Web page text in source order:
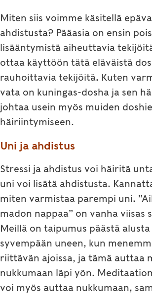
Miten siis voimme käsitellä
ahdistusta? Pääasia on ensin
lisääntymistä aiheuttavia
ottaa käyttöön tätä eläväistä
rauhoittavia tekijöitä. Kuten
vata on kuningas-dosha ja sen
johtaa usein myös muiden
häiriintymiseen.
Uni ja ahdistus
Stressi ja ahdistus voi häiritä
uni voi lisätä ahdistusta.
miten varmistaa parempi uni.
madon nappaa” on vanha viisas
Meillä on taipumus päästä alusta
syvempään uneen, kun
riittävän ajoissa, ja tämä auttaa
nukkumaan läpi yön.
voi myös auttaa nukkumaan,